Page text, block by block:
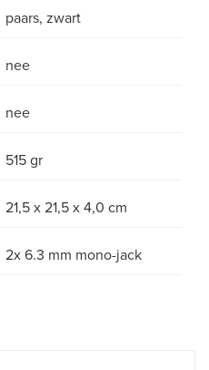
paars, zwart
nee
nee
515 gr
21,5 x 21,5 x 4,0 cm
2x 6.3 mm mono-jack